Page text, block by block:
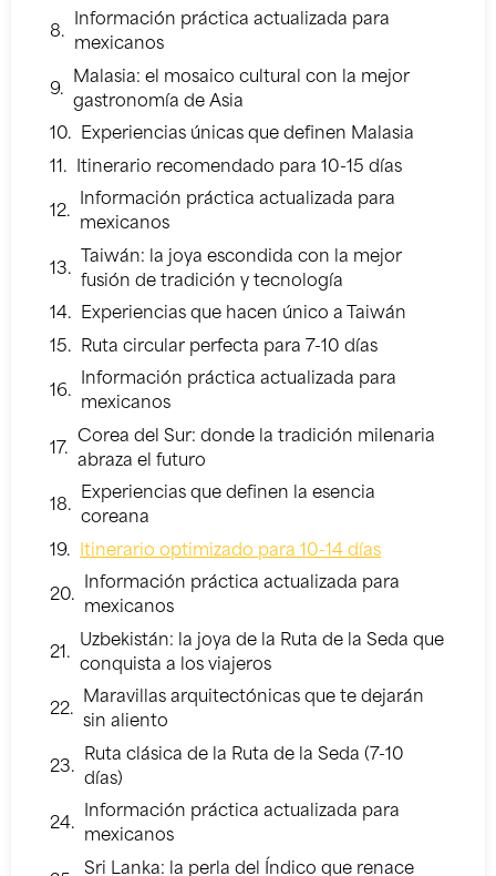
Información práctica actualizada para
mexicanos
Malasia: el mosaico cultural con la mejor
gastronomía de Asia
Experiencias únicas que definen Malasia
Itinerario recomendado para 10-15 días
Información práctica actualizada para
mexicanos
Taiwán: la joya escondida con la mejor
fusión de tradición y tecnología
Experiencias que hacen único a Taiwán
Ruta circular perfecta para 7-10 días
Información práctica actualizada para
mexicanos
Corea del Sur: donde la tradición milenaria
abraza el futuro
Experiencias que definen la esencia
coreana
Itinerario optimizado para 10-14 días
Información práctica actualizada para
mexicanos
Uzbekistán: la joya de la Ruta de la Seda que
conquista a los viajeros
Maravillas arquitectónicas que te dejarán
sin aliento
Ruta clásica de la Ruta de la Seda (7-10
días)
Información práctica actualizada para
mexicanos
Sri Lanka: la perla del Índico que renace